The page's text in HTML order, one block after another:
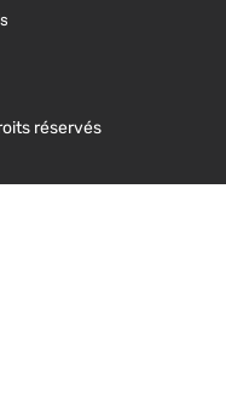
réservés